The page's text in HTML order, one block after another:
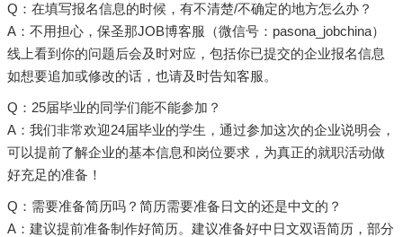
Q：在填写报名信息的时候，有不清楚/不确定的地方怎么办？
A：不用担心，保圣那JOB博客服（微信号：pasona_jobchina）
线上看到你的问题后会及时对应，包括你已提交的企业报名信息
如想要追加或修改的话，也请及时告知客服。
Q：25届毕业的同学们能不能参加？
A：我们非常欢迎24届毕业的学生，通过参加这次的企业说明会，
可以提前了解企业的基本信息和岗位要求，为真正的就职活动做
好充足的准备！
Q：需要准备简历吗？简历需要准备日文的还是中文的？
A：建议提前准备制作好简历。建议准备好中日文双语简历，部分